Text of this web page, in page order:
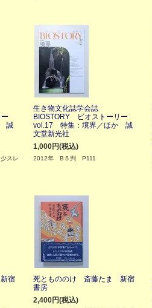
ー
誠
スレ
生き物文化誌学会誌
BIOSTORY ビオストーリー
vol.17 特集：境界／ほか 誠
文堂新光社
1,000円(税込)
2012年 B５判 P111
宿
死ともののけ 斎藤たま 新宿
書房
2,400円(税込)